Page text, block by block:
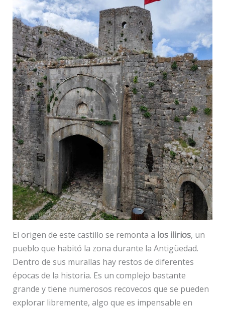
El origen de este castillo se remonta a los ilirios, un
pueblo que habitó la zona durante la Antigüedad.
Dentro de sus murallas hay restos de diferentes
épocas de la historia. Es un complejo bastante
grande y tiene numerosos recovecos que se pueden
explorar libremente, algo que es impensable en